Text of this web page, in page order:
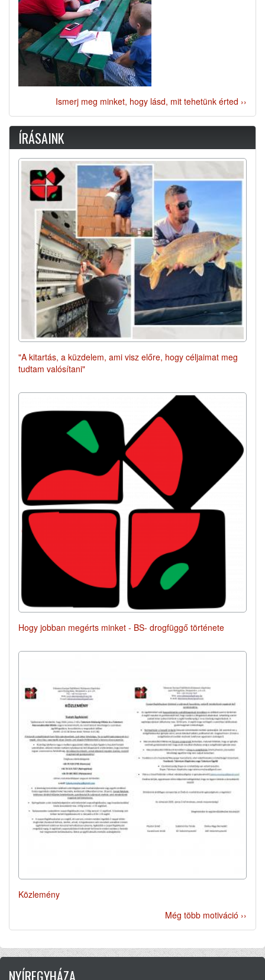
Ismerj meg minket, hogy lásd, mit tehetünk érted ››
ÍRÁSAINK
"A kitartás, a küzdelem, ami visz előre, hogy céljaimat meg
tudtam valósítani"
Hogy jobban megérts minket - BS- drogfüggő története
Közlemény
Még több motiváció ››
NYÍREGYHÁZA